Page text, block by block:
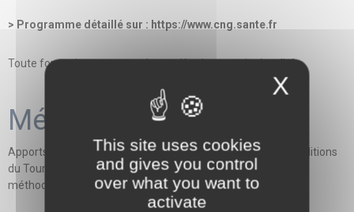
> Programme détaillé sur : https://www.cng.sante.fr
Toute formation commencée est dûe dans son intégralité.
Méthodes mobilisées
Apports théoriques et pratiques - Oraux blancs dans les conditions
du Tour Extérieur - débriefing collectif et recentrage
méthodologique - Coaching collectif et tutorat individualisé
X
This site uses cookies
and gives you control
over what you want to
activate